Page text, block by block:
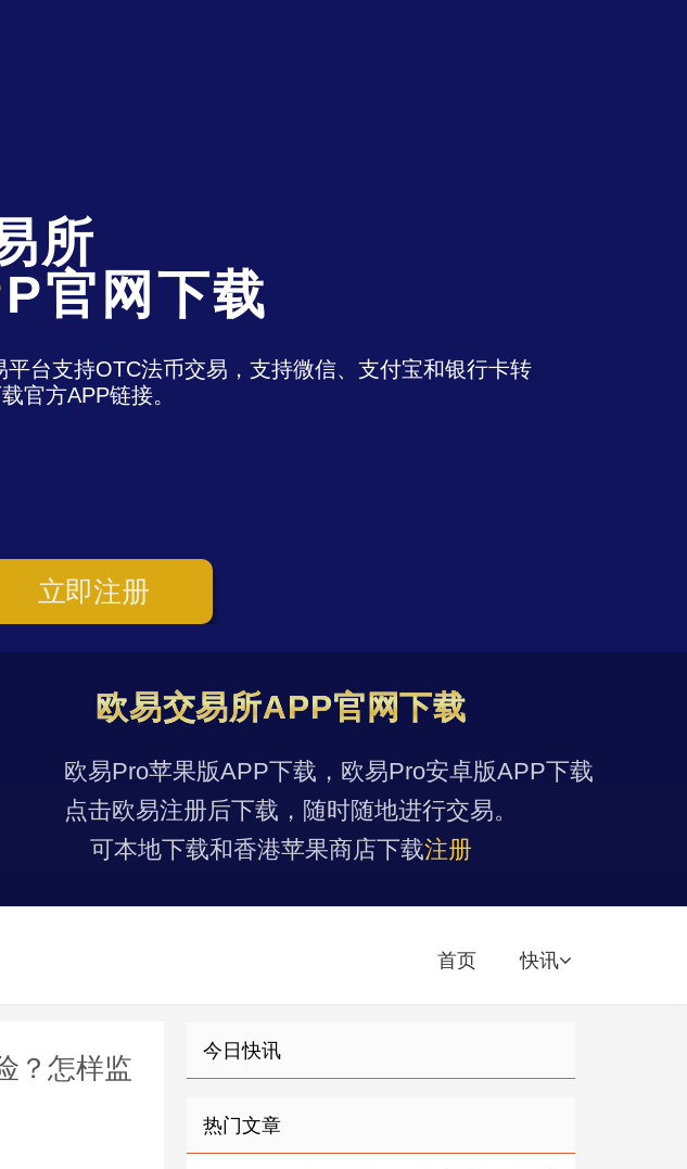
所
官网下载
台支持OTC法币交易，支持微信、支付宝和银行卡转
官方APP链接。
立即注册
欧易交易所APP官网下载
欧易Pro苹果版APP下载，欧易Pro安卓版APP下载
点击欧易注册后下载，随时随地进行交易。
可本地下载和香港苹果商店下载注册
首页 快讯
？怎样监
今日快讯
热门文章